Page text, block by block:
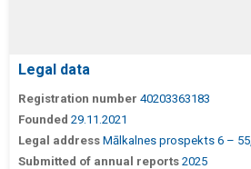
Legal data
Registration number 40203363183
Founded 29.11.2021
Legal address Mālkalnes prospekts 6 –
Submitted of annual reports 2025